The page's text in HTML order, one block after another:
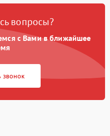
вопросы?
с Вами в ближайшее
звонок